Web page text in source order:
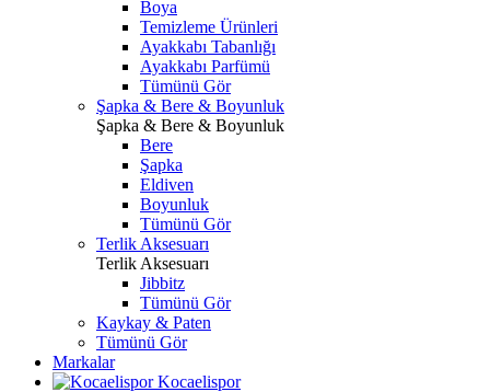
Boya
Temizleme Ürünleri
Ayakkabı Tabanlığı
Ayakkabı Parfümü
Tümünü Gör
Şapka & Bere & Boyunluk
Şapka & Bere & Boyunluk
Bere
Şapka
Eldiven
Boyunluk
Tümünü Gör
Terlik Aksesuarı
Terlik Aksesuarı
Jibbitz
Tümünü Gör
Kaykay & Paten
Tümünü Gör
Markalar
Kocaelispor